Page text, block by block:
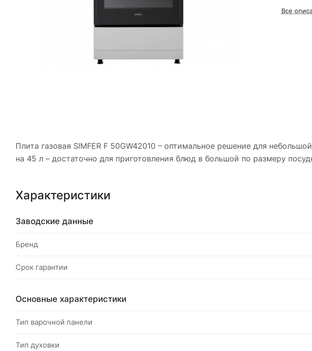
Все
Плита газовая SIMFER F 50GW42010 – оптимальное решение для
на 45 л – достаточно для приготовления блюд в большой по размеру
Характеристики
Заводские данные
Бренд
Срок гарантии
Основные характеристики
Тип варочной панели
Тип духовки